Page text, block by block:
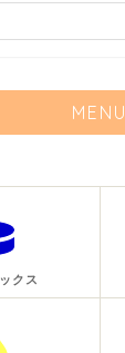
MENU
クス